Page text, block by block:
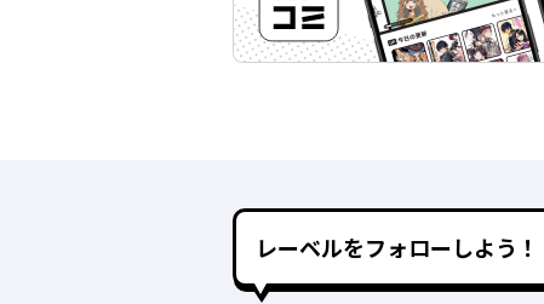
レーベルをフォローしよう！